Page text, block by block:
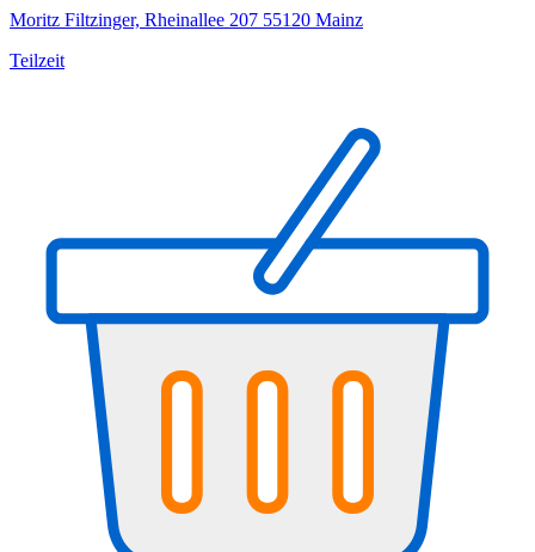
Moritz Filtzinger, Rheinallee 207 55120 Mainz
Teilzeit